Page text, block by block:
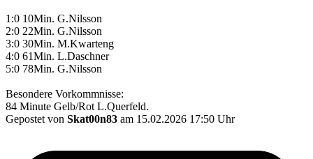
1:0 10Min. G.Nilsson
2:0 22Min. G.Nilsson
3:0 30Min. M.Kwarteng
4:0 61Min. L.Daschner
5:0 78Min. G.Nilsson
Besondere Vorkommnisse:
84 Minute Gelb/Rot L.Querfeld.
Gepostet von Skat00n83 am 15.02.2026 17:50 Uhr